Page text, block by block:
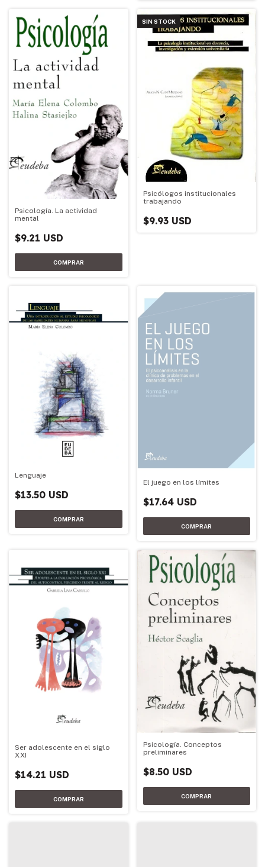
Psicología. La actividad
mental
$9.21 USD
SIN STOCK
Psicólogos institucionales
trabajando
$9.93 USD
Lenguaje
$13.50 USD
El juego en los límites
$17.64 USD
Ser adolescente en el siglo
XXI
$14.21 USD
Psicología. Conceptos
preliminares
$8.50 USD